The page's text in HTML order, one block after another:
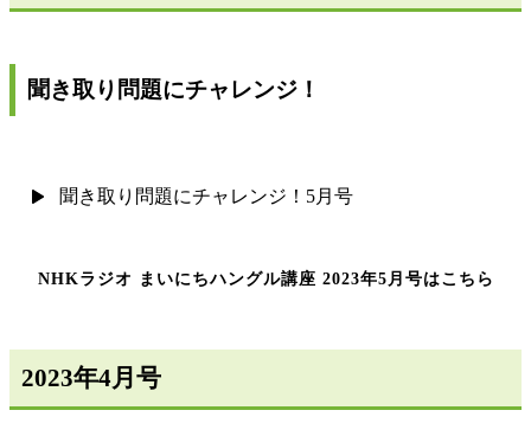
聞き取り問題にチャレンジ！
聞き取り問題にチャレンジ！5月号
NHKラジオ まいにちハングル講座 2023年5月号はこちら
2023年4月号